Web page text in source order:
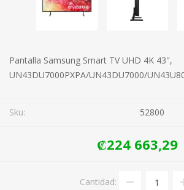
Pantalla Samsung Smart TV UHD 4K 43",
UN43DU7000PXPA/UN43DU7000/
Sku: 52800
₡224 663,29
Cantidad: